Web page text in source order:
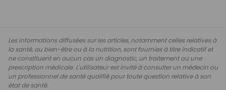
Les informations diffusées sur les articles, notamment celles relatives à
la santé, au bien-être ou à la nutrition, sont fournies à titre indicatif et
ne constituent en aucun cas un diagnostic, un traitement ou une
prescription médicale. L'utilisateur est invité à consulter un médecin ou
un professionnel de santé qualifié pour toute question relative à son
état de santé.